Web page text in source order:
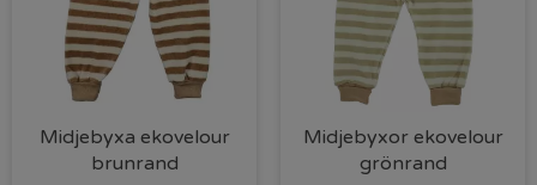
Midjebyxa ekovelour
brunrand
Midjebyxor ekovelour
grönrand